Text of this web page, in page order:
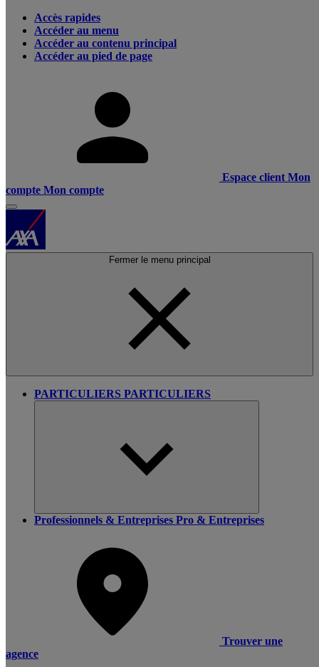
Accès rapides
Accéder au menu
Accéder au contenu principal
Accéder au pied de page
Espace client Mon
compte Mon compte
Fermer le menu principal
PARTICULIERS PARTICULIERS
Professionnels & Entreprises Pro & Entreprises
Trouver une
agence